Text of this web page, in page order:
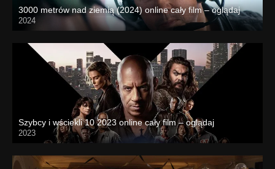
3000 metrów nad ziemią (2024) online cały film – oglądaj
2024
Szybcy i wściekli 10 2023 online cały film – oglądaj
2023